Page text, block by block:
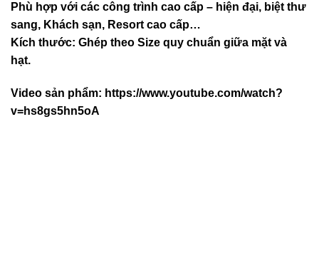
Phù hợp với các công trình cao cấp – hiện đại, biệt thư
sang, Khách sạn, Resort cao cấp…
Kích thước: Ghép theo Size quy chuẩn giữa mặt và
hạt.
Video sản phẩm: https://www.youtube.com/watch?
v=hs8gs5hn5oA